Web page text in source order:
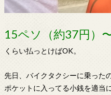
15ペソ（約37円）
くらい払っとけばOK。
先日、バイクタクシーに乗った
ポケットに入ってる小銭を適当